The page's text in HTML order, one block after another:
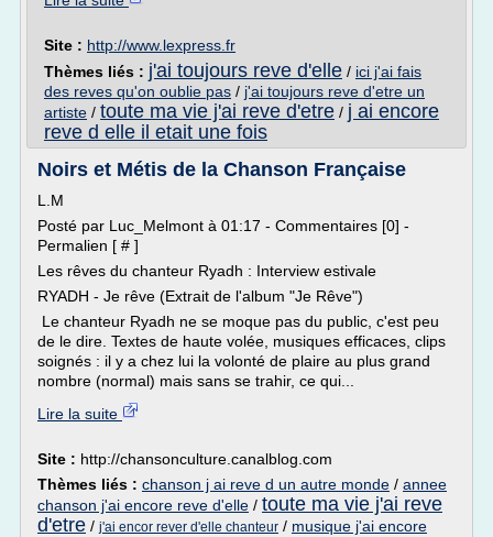
Site : http://www.lexpress.fr
Thèmes liés : j'ai toujours reve d'elle / ici j'ai fais
des reves qu'on oublie pas / j'ai toujours reve d'etre un
artiste / toute ma vie j'ai reve d'etre / j ai encore
reve d elle il etait une fois
Noirs et Métis de la Chanson Française
L.M
Posté par Luc_Melmont à 01:17 - Commentaires [0] -
Permalien [ # ]
Les rêves du chanteur Ryadh : Interview estivale
RYADH - Je rêve (Extrait de l'album "Je Rêve")
Le chanteur Ryadh ne se moque pas du public, c'est peu
de le dire. Textes de haute volée, musiques efficaces, clips
soignés : il y a chez lui la volonté de plaire au plus grand
nombre (normal) mais sans se trahir, ce qui...
Lire la suite
Site : http://chansonculture.canalblog.com
Thèmes liés : chanson j ai reve d un autre monde / annee
chanson j'ai encore reve d'elle / toute ma vie j'ai reve
d'etre / j'ai encor rever d'elle chanteur / musique j'ai encore